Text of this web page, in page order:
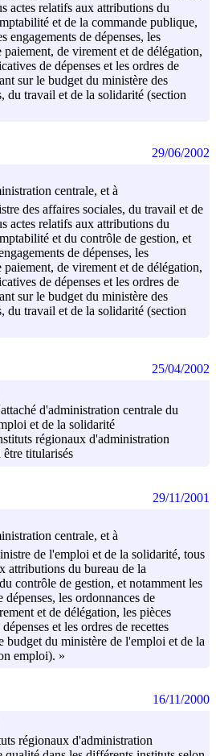
actes relatifs aux attributions du
et de la commande publique,
engagements de dépenses, les
paiement, de virement et de délégation,
de dépenses et les ordres de
sur le budget du ministère des
du travail et de la solidarité (section
centrale, et à
des affaires sociales, du travail et de
actes relatifs aux attributions du
et du contrôle de gestion, et
de dépenses, les
paiement, de virement et de délégation,
de dépenses et les ordres de
sur le budget du ministère des
du travail et de la solidarité (section
29/06/2002
d'administration centrale du
et de la solidarité
régionaux d'administration
être titularisés
25/04/2002
centrale, et à
de l'emploi et de la solidarité, tous
attributions du bureau de la
contrôle de gestion, et notamment les
dépenses, les ordonnances de
et de délégation, les pièces
et les ordres de recettes
budget du ministère de l'emploi et de la
emploi). »
29/11/2001
régionaux d'administration
16/11/2000